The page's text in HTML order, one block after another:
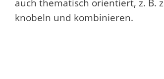
auch thematisch orientiert, z. B.
knobeln und kombinieren.